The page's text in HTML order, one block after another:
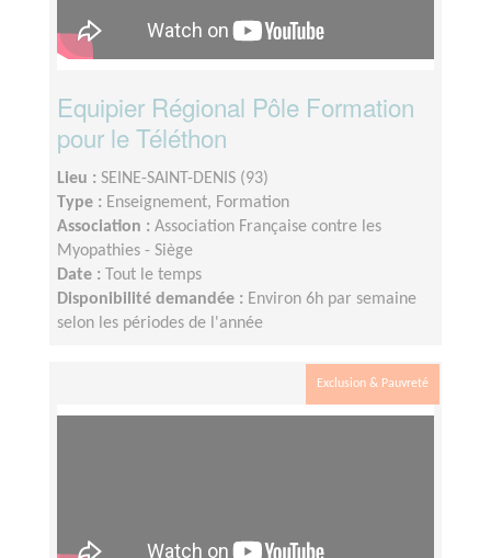
Equipier Régional Pôle Formation
pour le Téléthon
Lieu : SEINE-SAINT-DENIS (93)
Type : Enseignement, Formation
Association : Association Française contre les
Myopathies - Siège
Date :
Tout le temps
Disponibilité demandée : Environ 6h par semaine
selon les périodes de l'année
Exclusion & Pauvreté